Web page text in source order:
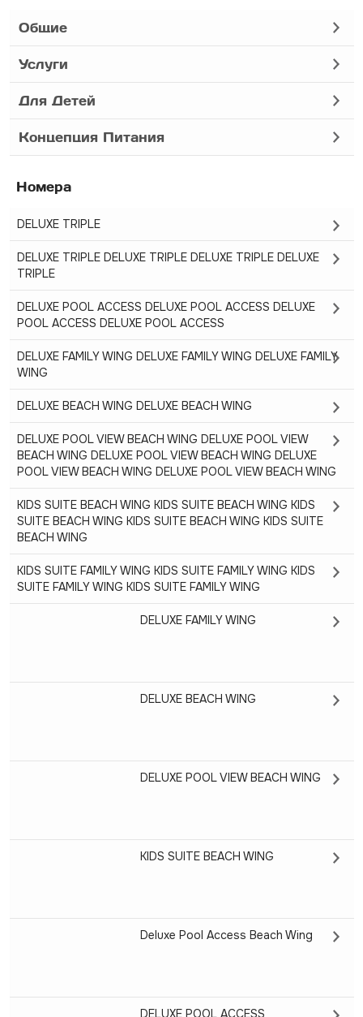
Общие
Услуги
Для Детей
Концепция Питания
Номера
DELUXE TRIPLE
DELUXE TRIPLE DELUXE TRIPLE DELUXE TRIPLE DELUXE
TRIPLE
DELUXE POOL ACCESS DELUXE POOL ACCESS DELUXE
POOL ACCESS DELUXE POOL ACCESS
DELUXE FAMILY WING DELUXE FAMILY WING DELUXE FAMILY
WING
DELUXE BEACH WING DELUXE BEACH WING
DELUXE POOL VIEW BEACH WING DELUXE POOL VIEW
BEACH WING DELUXE POOL VIEW BEACH WING DELUXE
POOL VIEW BEACH WING DELUXE POOL VIEW BEACH WING
KIDS SUITE BEACH WING KIDS SUITE BEACH WING KIDS
SUITE BEACH WING KIDS SUITE BEACH WING KIDS SUITE
BEACH WING
KIDS SUITE FAMILY WING KIDS SUITE FAMILY WING KIDS
SUITE FAMILY WING KIDS SUITE FAMILY WING
DELUXE FAMILY WING
DELUXE BEACH WING
DELUXE POOL VIEW BEACH WING
KIDS SUITE BEACH WING
Deluxe Pool Access Beach Wing
DELUXE POOL ACCESS